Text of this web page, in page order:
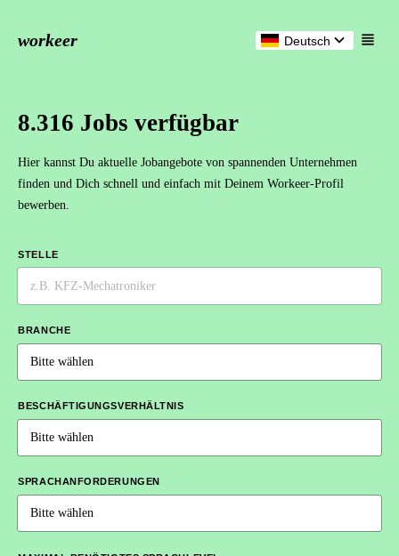
workeer Deutsch
8.316 Jobs verfügbar
Hier kannst Du aktuelle Jobangebote von spannenden Unternehmen
finden und Dich schnell und einfach mit Deinem Workeer-Profil
bewerben.
STELLE
BRANCHE
BESCHÄFTIGUNGSVERHÄLTNIS
SPRACHANFORDERUNGEN